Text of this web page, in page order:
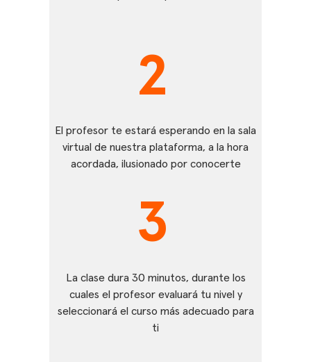
2
El profesor te estará esperando en la sala
virtual de nuestra plataforma, a la hora
acordada, ilusionado por conocerte
3
La clase dura 30 minutos, durante los
cuales el profesor evaluará tu nivel y
seleccionará el curso más adecuado para
ti